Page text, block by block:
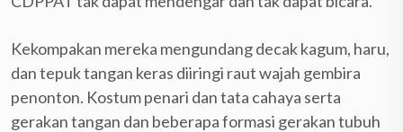
Kekompakan mereka mengundang decak kagum, haru,
dan tepuk tangan keras diiringi raut wajah gembira
penonton. Kostum penari dan tata cahaya serta
gerakan tangan dan beberapa formasi gerakan tubuh